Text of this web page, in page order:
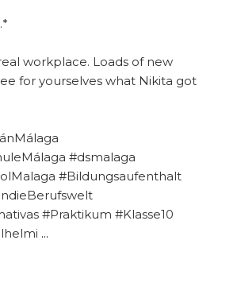
workplace. Loads of new
for yourselves what Nikita got
#dsmalaga
#Bildungsaufenthalt
#Praktikum #Klasse10
...